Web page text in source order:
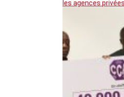
les agences